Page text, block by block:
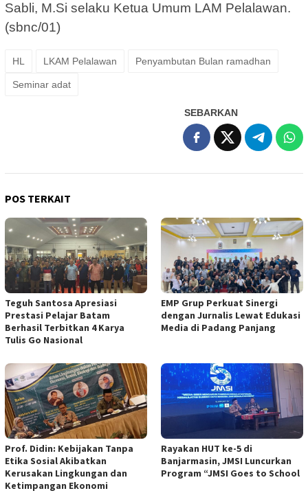
Sabli, M.Si selaku Ketua Umum LAM Pelalawan.
(sbnc/01)
HL LKAM Pelalawan Penyambutan Bulan ramadhan
Seminar adat
SEBARKAN
POS TERKAIT
Teguh Santosa Apresiasi
Prestasi Pelajar Batam
Berhasil Terbitkan 4 Karya
Tulis Go Nasional
EMP Grup Perkuat Sinergi
dengan Jurnalis Lewat Edukasi
Media di Padang Panjang
Prof. Didin: Kebijakan Tanpa
Etika Sosial Akibatkan
Kerusakan Lingkungan dan
Ketimpangan Ekonomi
Rayakan HUT ke-5 di
Banjarmasin, JMSI Luncurkan
Program “JMSI Goes to School